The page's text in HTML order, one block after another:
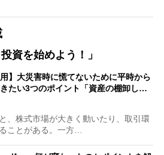
資を始めよう！」
用】大災害時に慌てないために平時から
たい3つのポイント「資産の棚卸し…
、株式市場が大きく動いたり、取引環
ことがある。一方…